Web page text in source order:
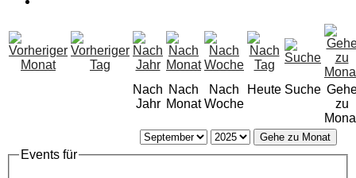
Nach
Jahr
Nach
Monat
Nach
Woche
Heute Suche
zu
Gehe zu Monat
Events für